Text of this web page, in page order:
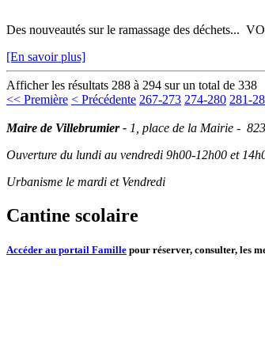
Des nouveautés sur le ramassage des déchets...
[En savoir plus]
Afficher les résultats 288 à 294 sur un total de 338
<< Première < Précédente 267-273 274-280 281-
Maire de Villebrumier - 1, place de la Mairie -
Ouverture du lundi au vendredi 9h00-12h00 et
Urbanisme le mardi et Vendredi
Cantine scolaire
Accéder au portail Famille pour réserver, consulter, les